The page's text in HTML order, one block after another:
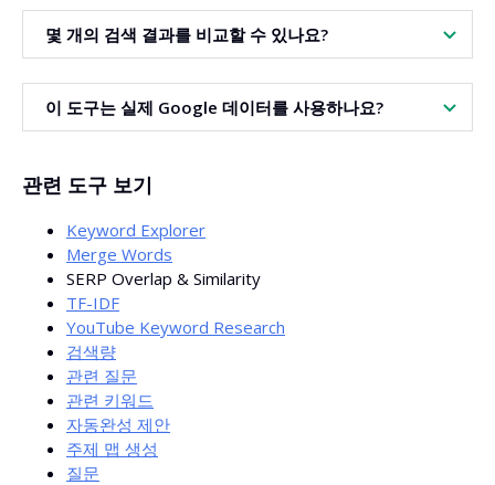
가장 높은 검색량 기준으로 결정됩니다. 동률일 경우 결과 제
목 내 빈도가 더 높은 키워드가 선정되며, 마지막 기준은 리스
트 내 순위입니다.
몇 개의 검색 결과를 비교할 수 있나요?
상위 10, 20, 30, 40, 50개의 유기적 결과를 비교할 수 있습니
다. 더 깊게 검사할수록 키워드당 10개 추가 검색마다 1 크레
딧이 더 사용됩니다.
이 도구는 실제 Google 데이터를 사용하나요?
사용자가 공략하는 시장에 맞춰 나타납니다.
관련 도구 보기
Keyword Explorer
Merge Words
SERP Overlap & Similarity
TF-IDF
YouTube Keyword Research
검색량
관련 질문
관련 키워드
자동완성 제안
주제 맵 생성
질문